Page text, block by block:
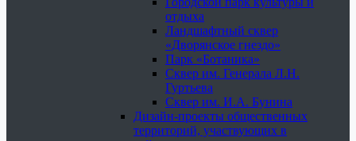
отдыха
Ландшафтный сквер
«Дворянское гнездо»
Парк «Ботаника»
Сквер им. Генерала Л.Н.
Гуртьева
Сквер им. И.А. Бунина
Дизайн-проекты общественных
территорий, участвующих в